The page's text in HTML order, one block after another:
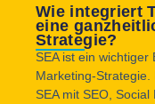
Wie integriert
eine
Strategie?
SEA ist ein
Marketing-Strategie.
SEA mit SEO,